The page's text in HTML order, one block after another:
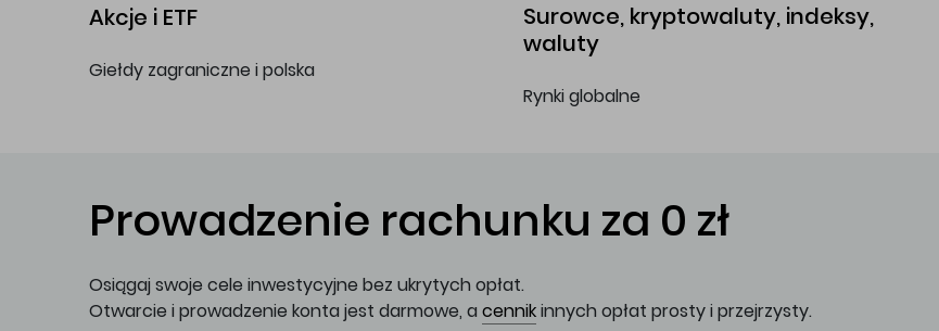
Akcje i ETF
Giełdy zagraniczne i polska
Surowce, kryptowaluty, indeksy,
waluty
Rynki globalne
Prowadzenie rachunku za 0 zł
Osiągaj swoje cele inwestycyjne bez ukrytych opłat.
Otwarcie i prowadzenie konta jest darmowe, a cennikinnych opłat prosty i przejrzysty.